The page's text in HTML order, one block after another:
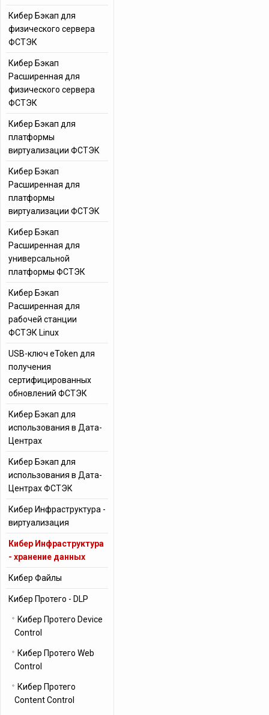
Кибер Бэкап для
физического сервера
ФСТЭК
Кибер Бэкап
Расширенная для
физического сервера
ФСТЭК
Кибер Бэкап для
платформы
виртуализации ФСТЭК
Кибер Бэкап
Расширенная для
платформы
виртуализации ФСТЭК
Кибер Бэкап
Расширенная для
универсальной
платформы ФСТЭК
Кибер Бэкап
Расширенная для
рабочей станции
ФСТЭК Linux
USB-ключ eToken для
получения
сертифицированных
обновлений ФСТЭК
Кибер Бэкап для
использования в Дата-
Центрах
Кибер Бэкап для
использования в Дата-
Центрах ФСТЭК
Кибер Инфраструктура -
виртуализация
Кибер Инфраструктура
- хранение данных
Кибер Файлы
Кибер Протего - DLP
Кибер Протего Device
Control
Кибер Протего Web
Control
Кибер Протего
Content Control